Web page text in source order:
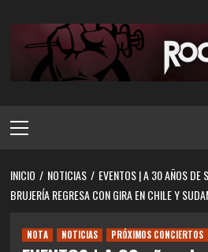
contenido
principal
INICIO NOTICIAS
EVENTOS | A 30 AÑOS DE
BRUJERÍA REGRESA CON GIRA EN CHILE Y
NOTA NOTICIAS PRÓXIMOS CONCIERTOS